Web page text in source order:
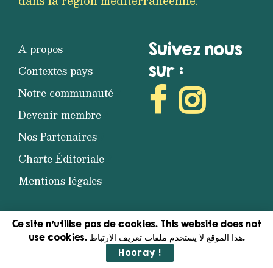
A propos
Contextes pays
Notre communauté
Devenir membre
Nos Partenaires
Charte Éditoriale
Mentions légales
Suivez nous
sur :
Découvrez notre newsletter
Ce site n'utilise pas de cookies. This website does not
use cookies. هذا الموقع لا يستخدم ملفات تعريف الارتباط.
Hooray !